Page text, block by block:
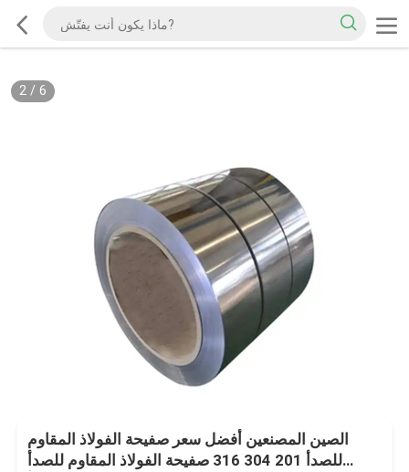
2/ 6
الصين المصنعين أفضل سعر صفيحة الفولاذ المقاوم
للصدأ 201 304 316 صفيحة الفولاذ المقاوم للصدأ